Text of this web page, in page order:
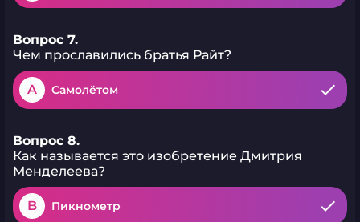
Вопрос 7.
Чем прославились братья Райт?
A Самолётом
Вопрос 8.
Как называется это изобретение Дмитрия
Менделеева?
B Пикнометр